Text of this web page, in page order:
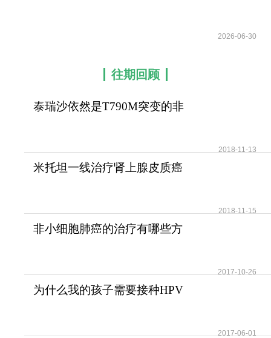
2026-06-30
往期回顾
泰瑞沙依然是T790M突变的非
2018-11-13
米托坦一线治疗肾上腺皮质癌
2018-11-15
非小细胞肺癌的治疗有哪些方
2017-10-26
为什么我的孩子需要接种HPV
2017-06-01